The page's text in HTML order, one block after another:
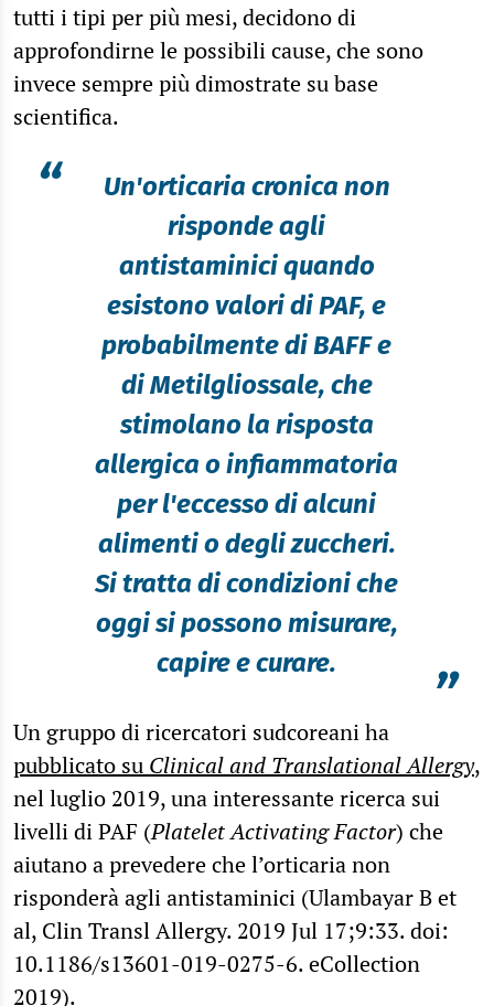
tutti i tipi per più mesi, decidono di
approfondirne le possibili cause, che sono
invece sempre più dimostrate su base
scientifica.
“
Un'orticaria cronica non
risponde agli
antistaminici quando
esistono valori di PAF, e
probabilmente di BAFF e
di Metilgliossale, che
stimolano la risposta
allergica o infiammatoria
per l'eccesso di alcuni
alimenti o degli zuccheri.
Si tratta di condizioni che
oggi si possono misurare,
capire e curare.
”
Un gruppo di ricercatori sudcoreani ha
pubblicato su Clinical and Translational Allergy,
nel luglio 2019, una interessante ricerca sui
livelli di PAF (Platelet Activating Factor) che
aiutano a prevedere che l’orticaria non
risponderà agli antistaminici (Ulambayar B et
al, Clin Transl Allergy. 2019 Jul 17;9:33. doi:
10.1186/s13601-019-0275-6. eCollection
2019).